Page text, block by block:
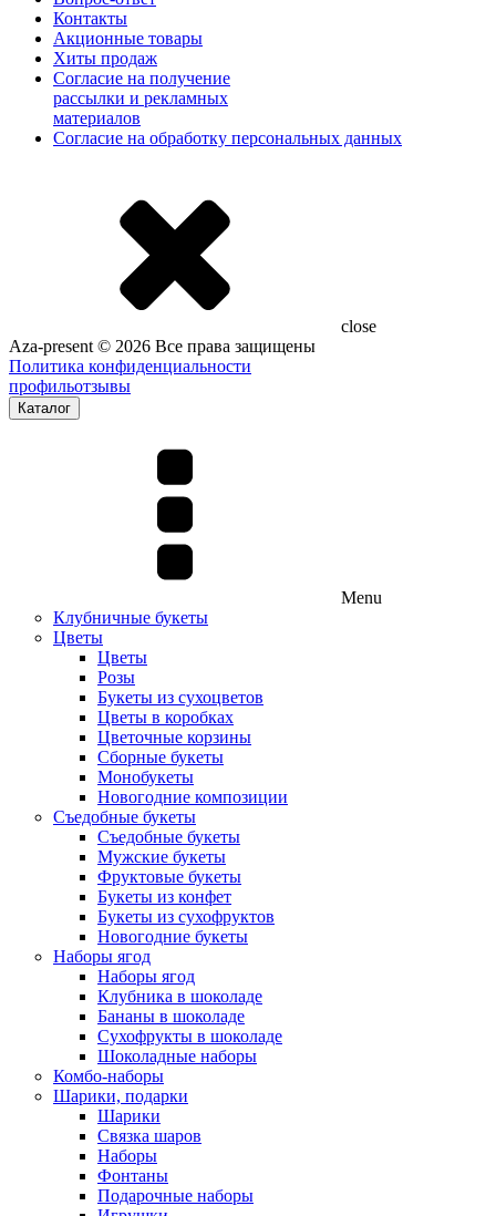
Контакты
Акционные товары
Хиты продаж
Согласие на получение
рассылки и рекламных
материалов
Согласие на обработку персональных данных
close
Aza-present © 2026 Все права защищены
Политика конфиденциальности
профильотзывы
Каталог
Menu
Клубничные букеты
Цветы
Цветы
Розы
Букеты из сухоцветов
Цветы в коробках
Цветочные корзины
Сборные букеты
Монобукеты
Новогодние композиции
Съедобные букеты
Съедобные букеты
Мужские букеты
Фруктовые букеты
Букеты из конфет
Букеты из сухофруктов
Новогодние букеты
Наборы ягод
Наборы ягод
Клубника в шоколаде
Бананы в шоколаде
Сухофрукты в шоколаде
Шоколадные наборы
Комбо-наборы
Шарики, подарки
Шарики
Связка шаров
Наборы
Фонтаны
Подарочные наборы